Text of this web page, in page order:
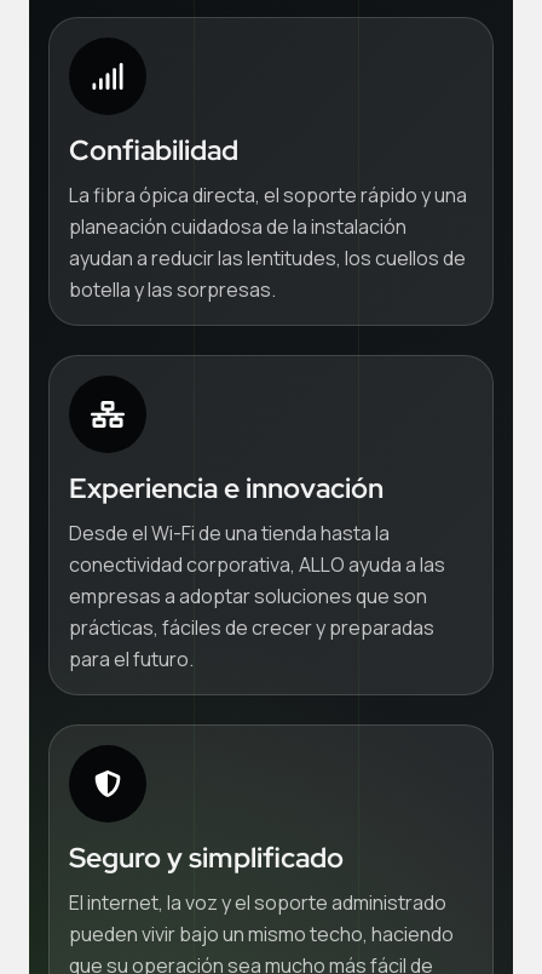
Confiabilidad
La fibra ópica directa, el soporte rápido y una
planeación cuidadosa de la instalación
ayudan a reducir las lentitudes, los cuellos de
botella y las sorpresas.
Experiencia e innovación
Desde el Wi-Fi de una tienda hasta la
conectividad corporativa, ALLO ayuda a las
empresas a adoptar soluciones que son
prácticas, fáciles de crecer y preparadas
para el futuro.
Seguro y simplificado
El internet, la voz y el soporte administrado
pueden vivir bajo un mismo techo, haciendo
que su operación sea mucho más fácil de